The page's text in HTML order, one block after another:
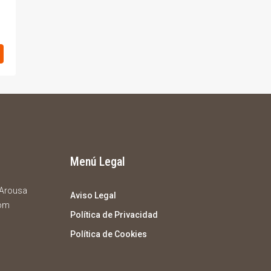
Menú Legal
Aviso Legal
Política de Privacidad
Política de Cookies